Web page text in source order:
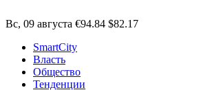
Вс, 09 августа €94.84 $82.17
SmartCity
Власть
Общество
Тенденции